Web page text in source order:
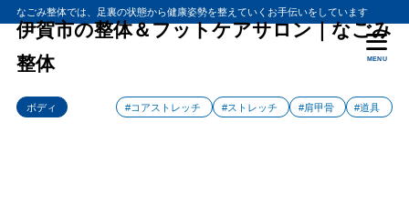
なごみ整体では、足裏の状態から健康姿勢を整えていくお手伝いをしています
伊賀市の整体＆フットケアサロン｜なごみ
整体
MENU
ボディ #コアストレッチ #ストレッチ #肩甲骨 #道具